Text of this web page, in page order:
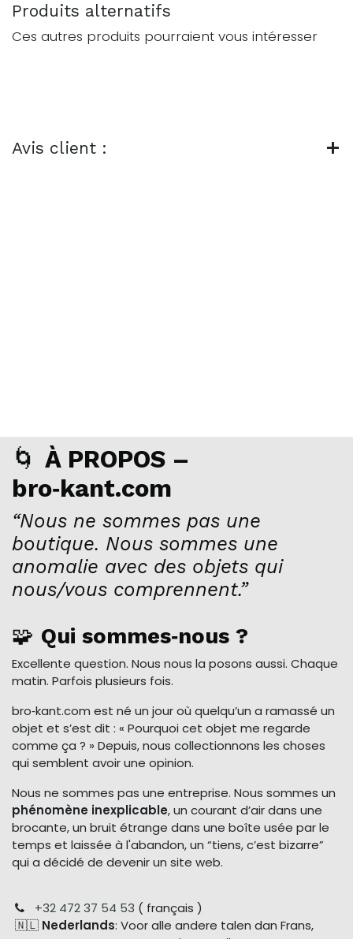
Produits alternatifs
Ces autres produits pourraient vous intéresser
Avis client :
🌀 À PROPOS –
bro‑kant.com
“Nous ne sommes pas une
boutique. Nous sommes une
anomalie avec des objets qui
nous/vous comprennent.”
🧩 Qui sommes‑nous ?
Excellente question. Nous nous la posons aussi. Chaque
matin. Parfois plusieurs fois.
bro‑kant.com est né un jour où quelqu’un a ramassé un
objet et s’est dit : « Pourquoi cet objet me regarde
comme ça ? » Depuis, nous collectionnons les choses
qui semblent avoir une opinion.
Nous ne sommes pas une entreprise. Nous sommes un
phénomène inexplicable, un courant d’air dans une
brocante, un bruit étrange dans une boîte usée par le
temps et laissée à l'abandon, un “tiens, c’est bizarre”
qui a décidé de devenir un site web.
+32 472 37 54 53 ( français )
🇳🇱 Nederlands: Voor alle andere talen dan Frans,